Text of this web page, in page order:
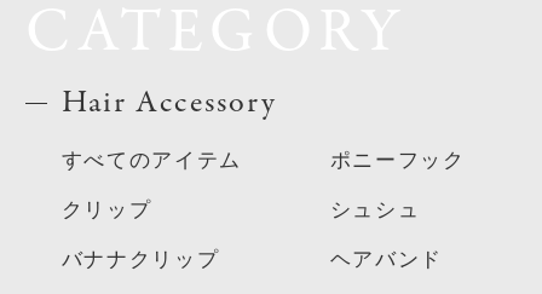
Hair Accessory
すべてのアイテム
クリップ
バナナクリップ
ポニーフック
シュシュ
ヘアバンド